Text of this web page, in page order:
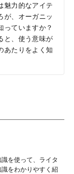
魅力的なアイテ
が、オーガニッ
っていますか？
と、使う意味が
あたりをよく知
を使って、ライタ
をわかりやすく紹